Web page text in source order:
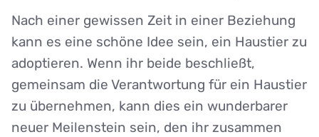
Nach einer gewissen Zeit in einer Beziehung
kann es eine schöne Idee sein, ein Haustier zu
adoptieren. Wenn ihr beide beschließt,
gemeinsam die Verantwortung für ein Haustier
zu übernehmen, kann dies ein wunderbarer
neuer Meilenstein sein, den ihr zusammen